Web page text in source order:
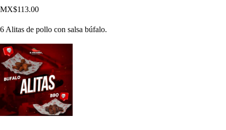
MX$113.00
6 Alitas de pollo con salsa búfalo.